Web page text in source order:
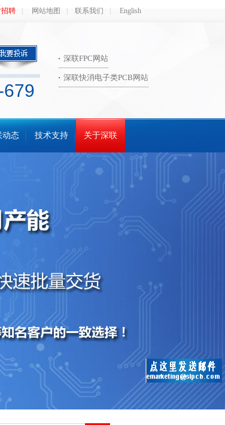
招聘 网站地图 联系我们 English
深联FPC网站
深联快消电子类PCB网站
动态 技术支持 关于深联